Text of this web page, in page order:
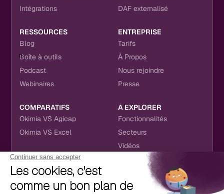
Intégrations
DAF externalisé
RESSOURCES
Blog
Boîte à outils
Podcast
Webinaires
ENTREPRISE
Tarifs
À Propos
Nous rejoindre
Presse
COMPARATIFS
Okimia VS Agicap
Okimia VS Excel
A EXPLORER
Fonctionnalités
Secteurs
Vidéos
NOUS RETROUVER
CONTACT
RÉSEAUX SOCIAUX